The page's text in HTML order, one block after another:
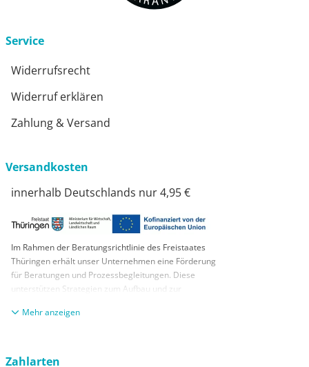
Service
Widerrufsrecht
Widerruf erklären
Zahlung & Versand
Versandkosten
innerhalb Deutschlands nur 4,95 €
Im Rahmen der Beratungsrichtlinie des Freistaates
Thüringen erhält unser Unternehmen eine Förderung
für Beratungen und Prozessbegleitungen. Diese
unterstützen Strategien zum Aufbau und zur
KMUs. Die daraus resultierenden Ergebnisse und
aus Mitteln des Europäischen Sozialfonds Plus und
anzeigen
Zahlarten